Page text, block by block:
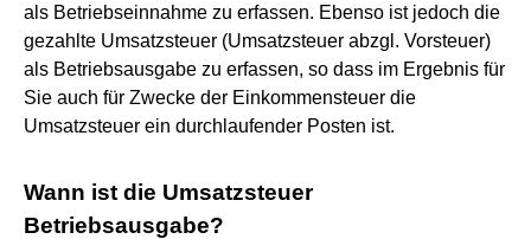
als Betriebseinnahme zu erfassen. Ebenso ist jedoch die
gezahlte Umsatzsteuer (Umsatzsteuer abzgl. Vorsteuer)
als Betriebsausgabe zu erfassen, so dass im Ergebnis für
Sie auch für Zwecke der Einkommensteuer die
Umsatzsteuer ein durchlaufender Posten ist.
Wann ist die Umsatzsteuer
Betriebsausgabe?